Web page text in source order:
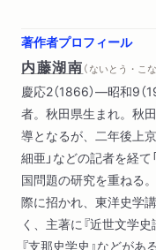
著作者プロフィール
内藤湖南（ ないとう・こな
慶応2（1866）―昭和9
者。秋田県生まれ。秋
導となるが、二年後上京
細亜」などの記者を経
国問題の研究を重ねる
際に招かれ、東洋史学
く、主著に『近世文学史
『支那史学史』などがある